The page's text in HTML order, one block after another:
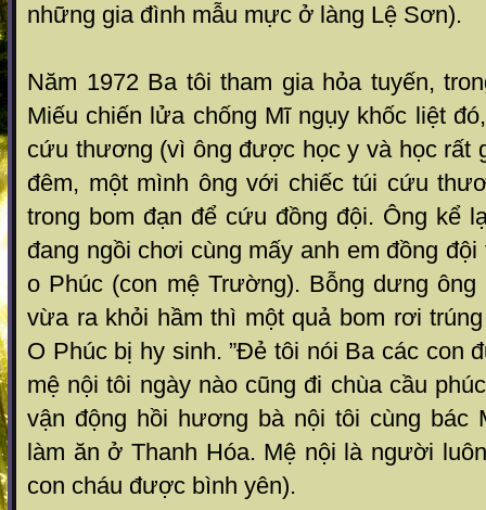
những gia đình mẫu mực ở làng Lệ Sơn).
Năm 1972 Ba tôi tha m gia hỏa tuyến,
Miếu chiến lửa chống Mĩ ngụ y khốc liệt
cứu thương (vì ông được học y v à học rất
đêm, một mình ông với chiếc túi c ứu
trong bom đạn để cứu đồng đội. Ông k ể
đang n gồi chơi cùng mấy anh em đồng
o Phúc (con mệ Trường). Bỗng dưng ông
vừa ra khỏi hầm thì một q uả bom rơi
O Phúc bị hy sinh. ”Đẻ tôi nói B a các con
mệ nội tôi ngày nào cũng đi chùa cầu
vận động h ồi hương bà nội tôi cùng bác
làm ăn ở Thanh Hóa. M ệ nội là người
con cháu được bình yên).